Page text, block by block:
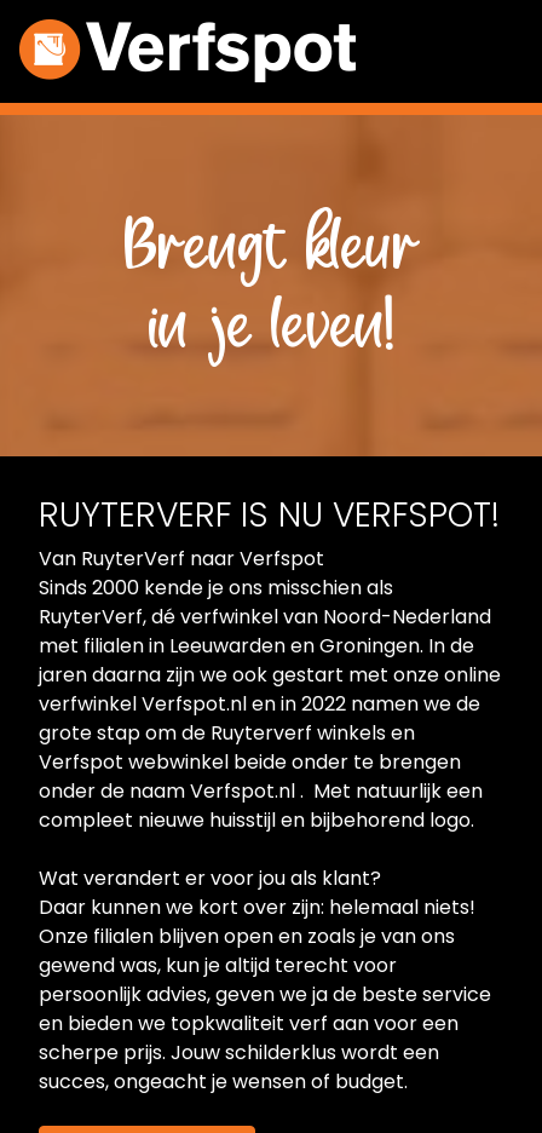
Brengt kleur
in je leven!
RUYTERVERF IS NU VERFSPOT!
Van RuyterVerf naar Verfspot
Sinds 2000 kende je ons misschien als
RuyterVerf, dé verfwinkel van Noord-Nederland
met filialen in Leeuwarden en Groningen. In de
jaren daarna zijn we ook gestart met onze online
verfwinkel Verfspot.nl en in 2022 namen we de
grote stap om de Ruyterverf winkels en
Verfspot webwinkel beide onder te brengen
onder de naam Verfspot.nl . Met natuurlijk een
compleet nieuwe huisstijl en bijbehorend logo.
Wat verandert er voor jou als klant?
Daar kunnen we kort over zijn: helemaal niets!
Onze filialen blijven open en zoals je van ons
gewend was, kun je altijd terecht voor
persoonlijk advies, geven we ja de beste service
en bieden we topkwaliteit verf aan voor een
scherpe prijs. Jouw schilderklus wordt een
succes, ongeacht je wensen of budget.